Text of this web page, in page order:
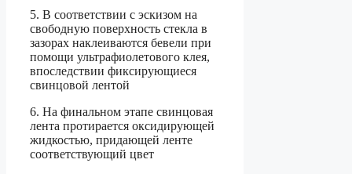
5. В соответствии с эскизом на
свободную поверхность стекла в
зазорах наклеиваются бевели при
помощи ультрафиолетового клея,
впоследствии фиксирующиеся
свинцовой лентой
6. На финальном этапе свинцовая
лента протирается оксидирующей
жидкостью, придающей ленте
соответствующий цвет